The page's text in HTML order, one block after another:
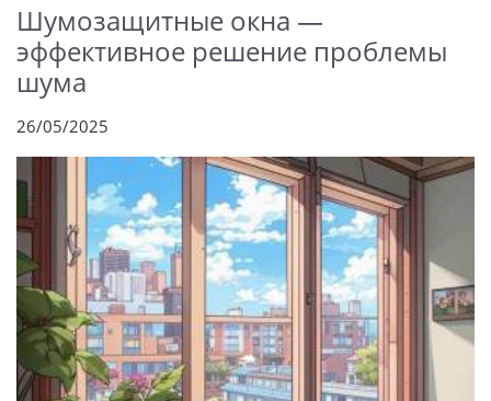
Шумозащитные окна —
эффективное решение проблемы
шума
26/05/2025